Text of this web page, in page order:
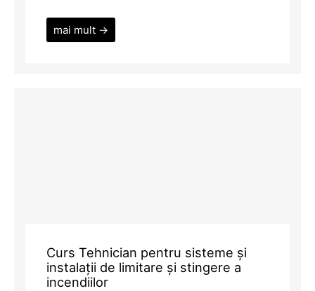
mai mult →
Curs Tehnician pentru sisteme și
instalații de limitare și stingere a
incendiilor